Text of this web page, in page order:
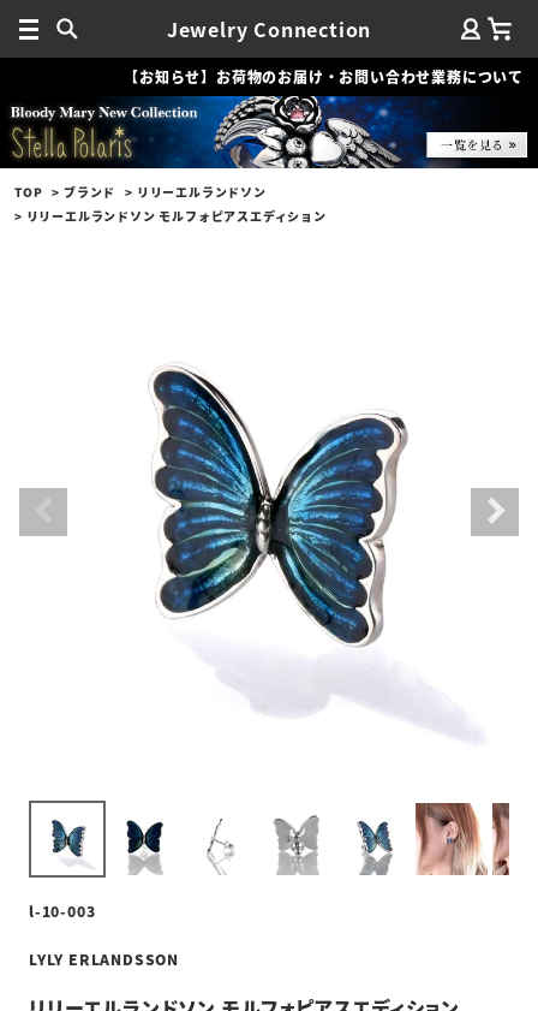
Jewelry Connection
【お知らせ】お荷物のお届け・お問い合わせ業務について
TOP ブランド
リリーエルランドソン
リリーエルランドソン モルフォピアスエディション
l-10-003
LYLY ERLANDSSON